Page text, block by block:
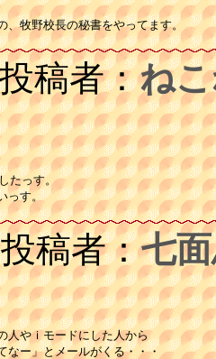
者：ね
たっす。
っす。
稿者：七
人やｉモードにした人から
なー」とメールがくる・・・